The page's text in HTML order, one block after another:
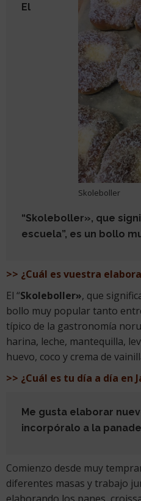
Skoleboller
El
“Skoleboller», que
escuela”, es un bollo
>> ¿Cuál es vuestra
El “Skoleboller», que
bollo muy popular tanto
típico de la gastronomía
harina, leche, mantequilla,
huevo, coco y crema de
>> ¿Cuál es tu día a día en
Me gusta elaborar
incorpóralo a la
Comienzo desde muy
diferentes masas y trabajo